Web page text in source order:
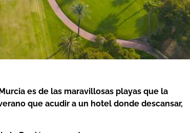
es de las maravillosas playas que la
que acudir a un hotel donde descansar,